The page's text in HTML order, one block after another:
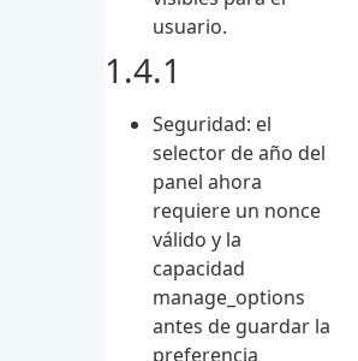
usuario.
1.4.1
Seguridad: el
selector de año del
panel ahora
requiere un nonce
válido y la
capacidad
manage_options
antes de guardar la
preferencia